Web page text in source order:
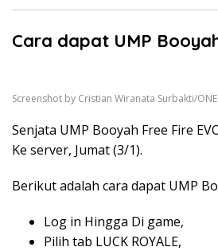
Cara dapat UMP
Screenshot by Cristian Wiranata Surbakti/
Senjata UMP Booyah Free Fire
Ke server, Jumat (3/1).
Berikut adalah cara dapat UMP
Log in Hingga Di game,
Pilih tab LUCK ROYALE,